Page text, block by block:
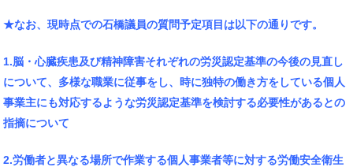
★なお、現時点での石橋議員の質問予定項目は以下の通りです。
1.脳・心臓疾患及び精神障害それぞれの労災認定基準の今後の見直し
について、多様な職業に従事をし、時に独特の働き方をしている個人
事業主にも対応するような労災認定基準を検討する必要性があるとの
指摘について
2.労働者と異なる場所で作業する個人事業者等に対する労働安全衛生